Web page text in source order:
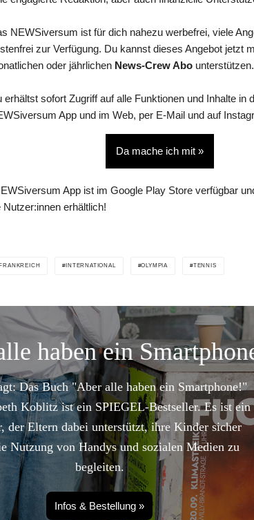
NEWSiversum ist für dich nahezu werbefrei, viele
zur Verfügung. Du kannst dieses Angebot jetzt
oder jährlichen News-Crew Abo unterstützen.
erhältst sofort Zugriff auf alle Funktionen und Inhalte in
App und im Web, per E-Mail und auf
Da mache ich mit »
App ist im Google Play Store verfügbar
Nutzer:innen erhältlich!
INTERNATIONAL OLYMPIA TENNIS
haben ein
Das Buch "Aber alle haben ein Smartphone!"
Koblitz ist ein SPIEGEL-Bestseller. Es ist ein
der Eltern dabei unterstützt, ihre Kinder sicher
Nutzung von Handys und sozialen Medien zu
begleiten.
Infos & Bestellung »